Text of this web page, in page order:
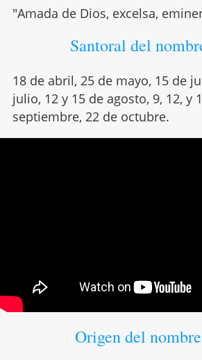
"Amada de Dios, excelsa,
Santoral del
18 de abril, 25 de mayo, 15 de
julio, 12 y 15 de agosto, 9, 12, y
septiembre, 22 de octubre.
Origen del